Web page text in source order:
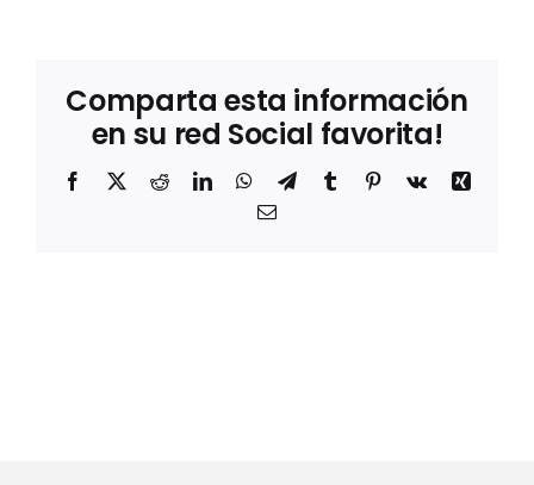
Comparta esta información
en su red Social favorita!
Facebook
X RedditLinkedInWhatsApp
TelegramTumblr Pinterest
Vk
Xing
Correo